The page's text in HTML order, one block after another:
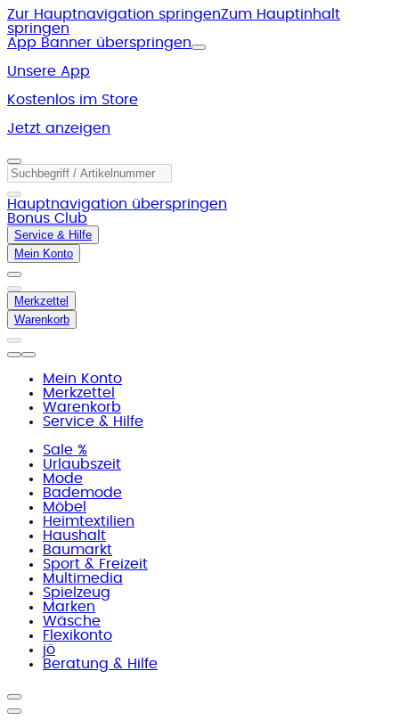
Zur Hauptnavigation springenZum Hauptinhalt
springen
App Banner überspringen
Unsere App
Kostenlos im Store
Jetzt anzeigen
Hauptnavigation überspringen
Bonus Club
Service & Hilfe
Mein Konto
Merkzettel
Warenkorb
Mein Konto
Merkzettel
Warenkorb
Service & Hilfe
Sale %
Urlaubszeit
Mode
Bademode
Möbel
Heimtextilien
Haushalt
Baumarkt
Sport & Freizeit
Multimedia
Spielzeug
Marken
Wäsche
Flexikonto
jö
Beratung & Hilfe